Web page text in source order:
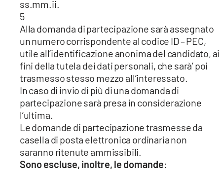
ss.mm.ii.
5
Alla domanda di partecipazione sarà assegnato
un numero corrispondente al codice ID – PEC,
utile all’identificazione anonima del candidato, ai
fini della tutela dei dati personali, che sarà’ poi
trasmesso stesso mezzo all’interessato.
In caso di invio di più di una domanda di
partecipazione sarà presa in considerazione
l’ultima.
Le domande di partecipazione trasmesse da
casella di posta elettronica ordinaria non
saranno ritenute ammissibili.
Sono escluse, inoltre, le domande: